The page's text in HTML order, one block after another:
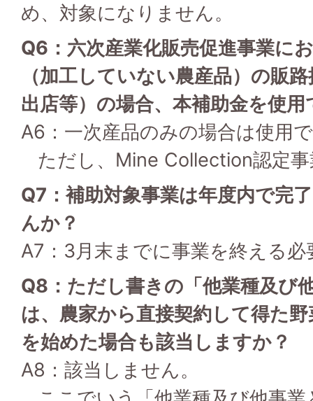
め、対象になりません。
Q6：六次産業化販売促進事業に
（加工していない農産品）の販
出店等）の場合、本補助金を使
A6：一次産品のみの場合は使用
ただし、Mine Collection認定
Q7：補助対象事業は年度内で完
んか？
A7：3月末までに事業を終える
Q8：ただし書きの「他業種及び
は、農家から直接契約して得た
を始めた場合も該当しますか？
A8：該当しません。